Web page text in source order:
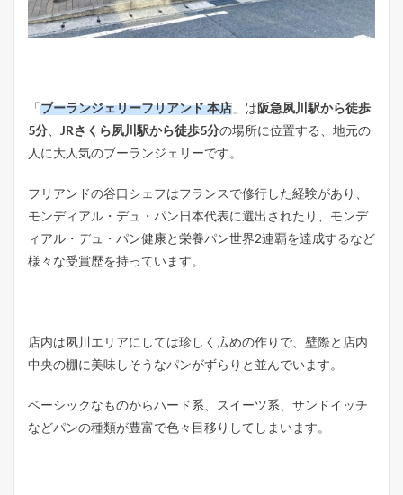
「ブーランジェリーフリアンド 本店 」は阪急夙川駅から徒歩
5分
JRさくら夙川駅から徒歩5分の場所に位置する、地元の
人に大人気のブーランジェリーです。
フリアンドの谷口シェフはフランスで修行した経験があり、
モンディアル・デュ・パン日本代表に選出されたり、モンデ
ィアル・デュ・パン健康と栄養パン世界2連覇を達成するなど
様々な受賞歴を持っています。
店内は夙川エリアにしては珍しく広めの作りで、壁際と店内
中央の棚に美味しそうなパンがずらりと並んでいます。
ベーシックなものからハード系、スイーツ系、サンドイッチ
などパンの種類が豊富で色々目移りしてしまいます。